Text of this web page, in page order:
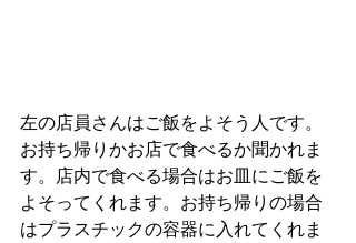
左の店員さんはご飯をよそう人です。
お持ち帰りかお店で食べるか聞かれま
す。店内で食べる場合はお皿にご飯を
よそってくれます。お持ち帰りの場合
はプラスチックの容器に入れてくれま